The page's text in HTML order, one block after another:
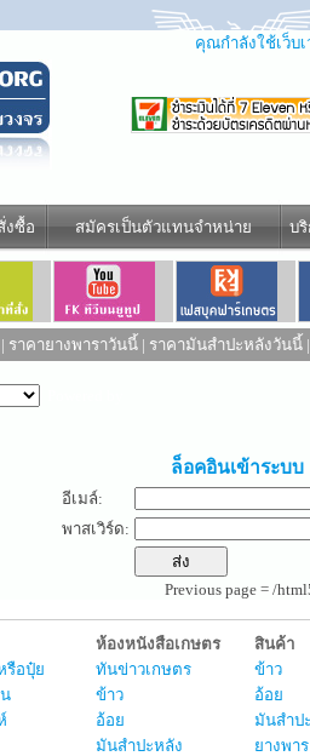
คุณกำลังใช้เว็บ
งซื้อ สมัครเป็นตัวแทนจำหน่าย บ
| ราคายางพาราวันนี้ | ราคามันสำปะหลังวันนี้
ล็อคอินเข้าระบบ
อีเมล์:
พาสเวิร์ด:
Previous page = /
รือปุ๋ย
ห้องหนังสือเกษตร
ทันข่าวเกษตร
ข้าว
อ้อย
มันสำปะหลัง
สินค้า
ข้าว
อ้อย
มันสำป
ยางพา